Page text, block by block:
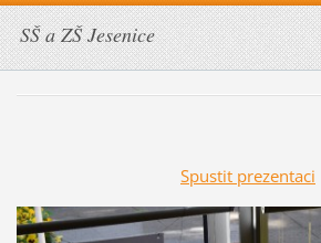
SŠ a ZŠ Jesenice
Spustit prezentaci